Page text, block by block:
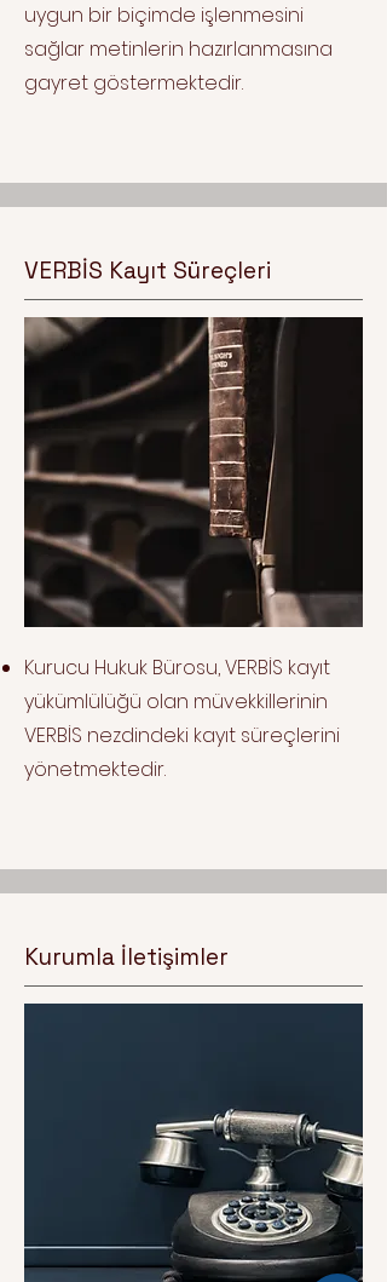
uygun bir biçimde işlenmesini
sağlar metinlerin hazırlanmasına
gayret göstermektedir.
VERBİS Kayıt Süreçleri
Kurucu Hukuk Bürosu, VERBİS kayıt
yükümlülüğü olan müvekkillerinin
VERBİS nezdindeki kayıt süreçlerini
yönetmektedir.
Kurumla İletişimler